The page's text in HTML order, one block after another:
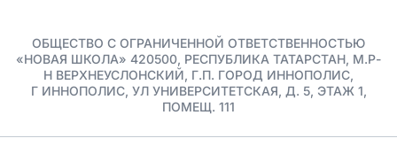
ОБЩЕСТВО С ОГРАНИЧЕННОЙ ОТВЕТСТВЕННОСТЬЮ
«НОВАЯ ШКОЛА» 420500, РЕСПУБЛИКА ТАТАРСТАН, М.Р-
Н ВЕРХНЕУСЛОНСКИЙ, Г.П. ГОРОД ИННОПОЛИС,
Г ИННОПОЛИС, УЛ УНИВЕРСИТЕТСКАЯ, Д. 5, ЭТАЖ 1,
ПОМЕЩ. 111